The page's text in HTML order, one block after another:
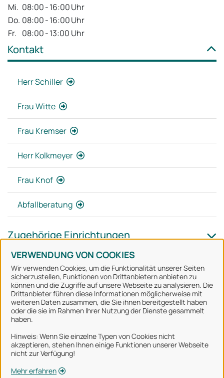
VERWENDUNG VON COOKIES
Wir verwenden Cookies, um die Funktionalität unserer Seiten
sicherzustellen, Funktionen von Drittanbietern anbieten zu
können und die Zugriffe auf unsere Webseite zu analysieren. Die
Drittanbieter führen diese Informationen möglicherweise mit
weiteren Daten zusammen, die Sie ihnen bereitgestellt haben
oder die sie im Rahmen Ihrer Nutzung der Dienste gesammelt
haben.
Hinweis: Wenn Sie einzelne Typen von Cookies nicht
akzeptieren, stehen Ihnen einige Funktionen unserer Webseite
nicht zur Verfügung!
Mehr erfahren
Mi. 08:00-16:00Uhr
Do. 08:00-16:00Uhr
Fr. 08:00-13:00 Uhr
Kontakt
Herr Schiller
Frau Witte
Frau Kremser
Herr Kolkmeyer
Frau Knof
Abfallberatung
Zugehörige Einrichtungen
Stadt Osnabrück
Alle Rechte vorbehalten
Über uns
Impressum